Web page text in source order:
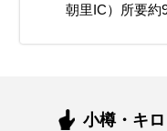
朝里IC）所要約
小樽・キ